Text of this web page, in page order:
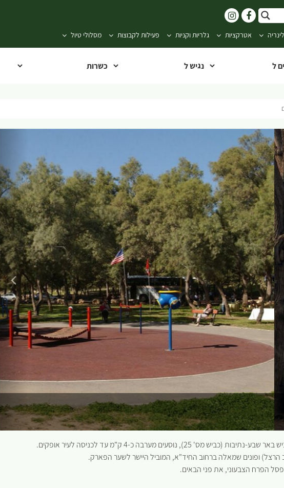
אטרקציות גלריות וקניות פעילות לקבוצות מסלולי טיול
נוסעים מערבה כ-4 ק"מ עד לכניסה לעיר אופקים.
הרצל) ופונים שמאלה ברחוב החיד"א, המוביל היישר לשער הפארק.
הפרח הצבעוני, את פני הבאים.